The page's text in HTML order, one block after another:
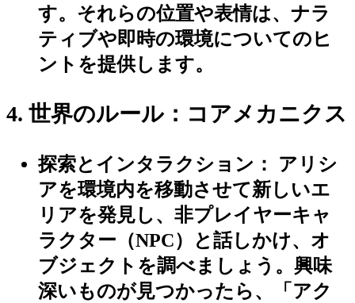
す。それらの位置や表情は、ナラ
ティブや即時の環境についてのヒ
ントを提供します。
4. 世界のルール：コアメカニクス
探索とインタラクション：
アリシ
アを環境内を移動させて新しいエ
リアを発見し、非プレイヤーキャ
ラクター（NPC）と話しかけ、オ
ブジェクトを調べましょう。興味
深いものが見つかったら、「アク